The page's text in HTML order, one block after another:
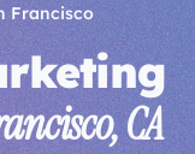
Francisco
CA